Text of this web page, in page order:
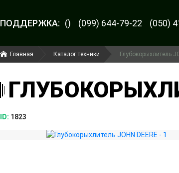
ПОДДЕРЖКА: () (099) 644-79-22 (050)
Главная Каталог техники Глубокорыхлитель
ID: 1823